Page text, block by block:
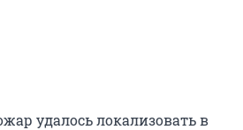
удалось локализовать в